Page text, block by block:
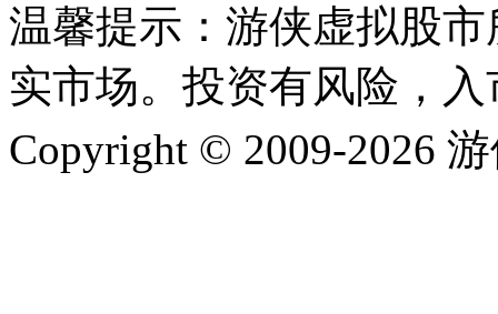
温馨提示：游侠虚拟股
实市场。投资有风险，
Copyright © 2009-2026